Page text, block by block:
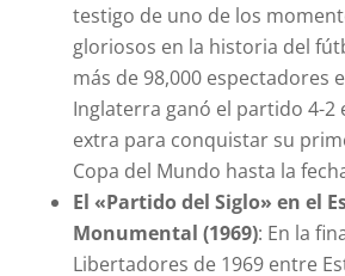
testigo de uno de los
gloriosos en la historia del
más de 98,000 espectadores
Inglaterra ganó el partido 4-2
extra para conquistar su
Copa del Mundo hasta la
El «Partido del Siglo» en el
Monumental (1969): En la
Libertadores de 1969 entre